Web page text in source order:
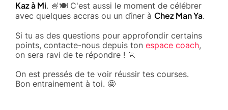
Kaz à Mi. 🍧🍽️ C'est aussi le moment de célébrer
avec quelques accras ou un dîner à Chez Man Ya.
Si tu as des questions pour approfondir certains
points, contacte-nous depuis ton espace coach,
on sera ravi de te répondre ! 🏃
On est pressés de te voir réussir tes courses.
Bon entrainement à toi. 🤩